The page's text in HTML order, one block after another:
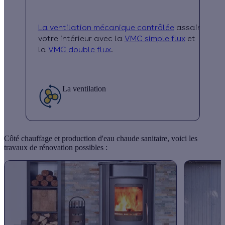
La ventilation mécanique contrôlée assainit
votre intérieur avec la VMC simple fluxet
la VMC double flux.
La ventilation
Côté chauffage et production d'eau chaude sanitaire, voici les
travaux de rénovation possibles :